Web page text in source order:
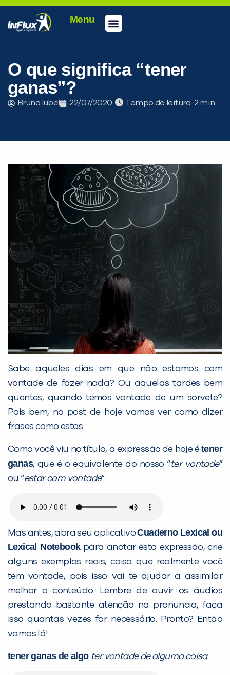
Menu
O que significa “tener
ganas”?
Bruna Iubel 22/07/2020 Tempo de leitura:
Sabe aqueles dias em que não estamos com
vontade de fazer nada? Ou aquelas tardes bem
quentes, quando temos vontade de um sorvete?
Pois bem, no post de hoje vamos ver como dizer
frases como estas.
Como você viu no título, a expressão de hoje étener
ganas, que é o equivalente do nosso “ter vontade”
ou “estar com vontade“:
Mas antes, abra seu aplicativoCuaderno Lexical ou
Lexical Notebook para anotar esta expressão, crie
alguns exemplos reais, coisa que realmente você
tem vontade, pois isso vai te ajudar a assimilar
melhor o conteúdo. Lembre de ouvir os áudios
prestando bastante atenção na pronuncia, faça
isso quantas vezes for necessário. Pronto? Então
vamos lá!
tener ganas de algo ter vontade de alguma coisa